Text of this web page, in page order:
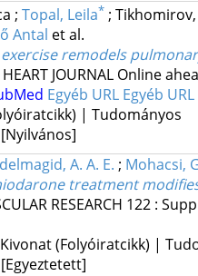
; Topal, Leila* ;
Antal et al.
remodels
JOURNAL Online
Egyéb URL Egyéb URL
| Tudományos
[Nyilvános]
A. A. E. ; Mohacsi,
treatment
RESEARCH 122:
(Folyóiratcikk) |
[Egyeztetett]